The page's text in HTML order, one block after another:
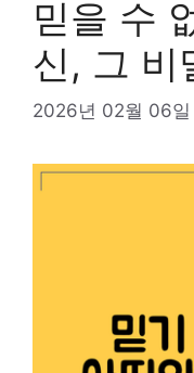
믿을 수
신, 그 비
2026년 02월 06일